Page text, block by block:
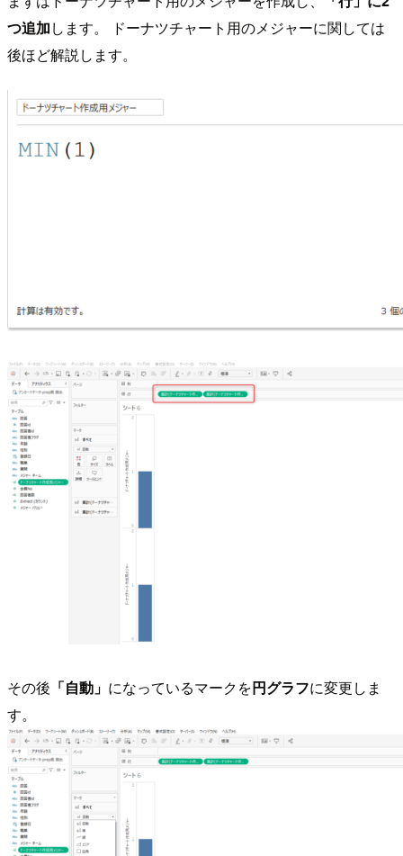
つ追加します。 ドーナツチャート用のメジャーに関しては
後ほど解説します。
その後 「自動」 になっているマークを円グラフに変更しま
す。